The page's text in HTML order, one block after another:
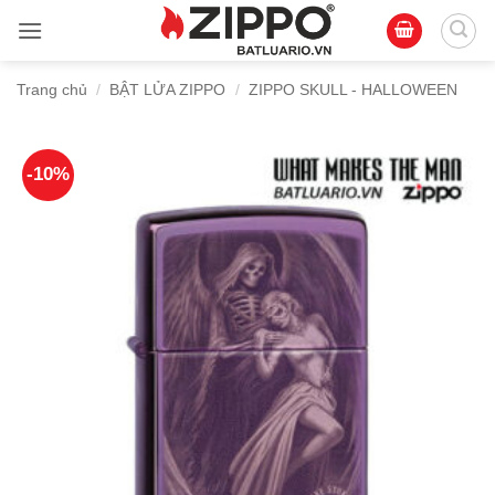
qua
dungTrang chủ / BẬT LỬA ZIPPO / ZIPPO SKULL - HALLOWEEN
-10%